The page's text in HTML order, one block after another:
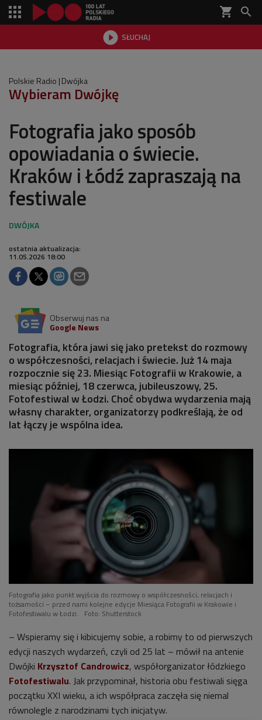
shopping_cart 
 SŁUCHAJ

Polskie Radio Dwójka
Wybieram Dwójkę
Fotografia jako sposób
opowiadania o świecie.
Kraków i Łódź zapraszają na
festiwale
ostatnia aktualizacja:
11.05.2026 18:00
Obserwuj nas na
Google News
Fotografia, która jawi się jako pretekst do rozmowy
o współczesności, relacjach i świecie. Już 14 maja
rozpocznie się 23. Miesiąc Fotografii w Krakowie, a
miesiąc później, 18 czerwca, jubileuszowy, 25.
Fotofestiwal w Łodzi. Choć obydwa wydarzenia mają
własny charakter, organizatorzy podkreślają, że od
lat łączy je wspólna idea.
Fotografia jako punkt wyjścia do rozmowy o współczesności, relacjach i
tożsamości – przed nami kolejne edycje Miesiąca Fotografii w Krakowie i
Fotofestiwalu w Łodzi.
Foto: Shutterstock
– Wspieramy się i kibicujemy sobie, a robimy to od pierwszych
edycji naszych wydarzeń, czyli od 25 lat – mówił na antenie
Dwójki Krzysztof Candrowicz, współorganizator łódzkiego
Fotofestiwalu. Jak przypominał, historia obu festiwali sięga
początku XXI wieku, a ich współpraca zaczęła się niemal
równolegle z narodzinami tych inicjatyw.